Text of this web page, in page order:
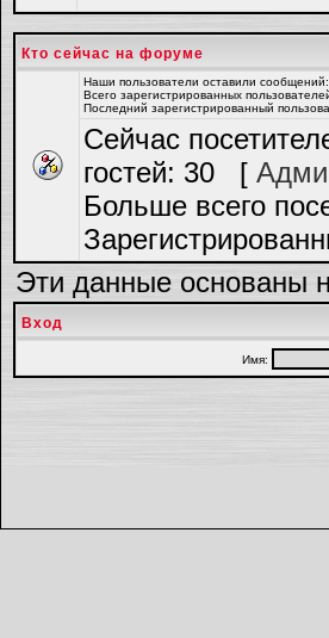
Кто сейчас на форуме
Наши пользователи оставили сообщений:
Всего зарегистрированных
Последний зарегистрированный
Сейчас
гостей: 30 [
Больше всего
Эти данные основаны
Вход
Имя: